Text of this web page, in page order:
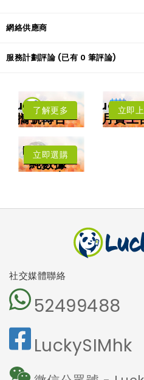
網絡供應商
服務計劃評論 (已有 0 筆評論)
LuckySIM
攜號轉台
年卡費用低至每
了解更多
月費上
低至每月
立即
Lucky2
純數據
卡
碼
立即選購
社交媒體聯絡
52499488
LuckySIMhk